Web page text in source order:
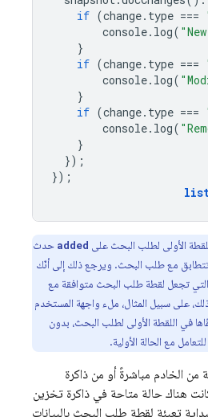
if (change. type ===
console. log(
}
if (change. type ===
console. log(
}
if (change. type ===
console. log(
}
});
});
الأولى لطلب البحث على added حدث
تتطابق مع طلب البحث. ويرجع ذلك إلى أنّك
تجعل لقطة طلب البحث متوافقة مع
على سبيل المثال، ملء واجهة المستخدم
في اللقطة الأولى لطلب البحث، بدون
مع الحالة الأولية.
من الخادم مباشرةً أو من ذاكرة
هناك حالة متاحة في ذاكرة تخزين
تعبئة لقطة طلب البحث بالبيانات